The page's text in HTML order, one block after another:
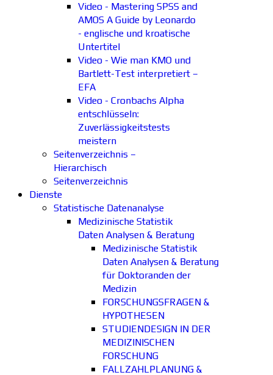
Video - Mastering SPSS and
AMOS A Guide by Leonardo
- englische und kroatische
Untertitel
Video - Wie man KMO und
Bartlett-Test interpretiert –
EFA
Video - Cronbachs Alpha
entschlüsseln:
Zuverlässigkeitstests
meistern
Seitenverzeichnis –
Hierarchisch
Seitenverzeichnis
Dienste
Statistische Datenanalyse
Medizinische Statistik
Daten Analysen & Beratung
Medizinische Statistik
Daten Analysen & Beratung
für Doktoranden der
Medizin
FORSCHUNGSFRAGEN &
HYPOTHESEN
STUDIENDESIGN IN DER
MEDIZINISCHEN
FORSCHUNG
FALLZAHLPLANUNG &